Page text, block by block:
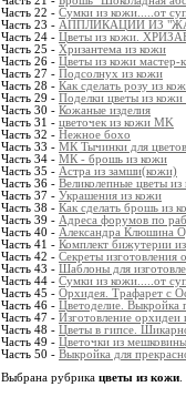
Часть 22 - Сумки из кожи.....от
Часть 23 - АППЛИКАЦИИ ИЗ
Часть 24 - Цветы из кожи.
Часть 25 - Хризантема из кожи
Часть 26 - Цветы из кожи мастер-
Часть 27 - Подсолнух из кожи
Часть 28 - Как сделать розу из
Часть 29 - Поделки цветы из кожи
Часть 30 - Кожаные изделия
Часть 31 - цветочек из кожи MK
Часть 32 - Нежное бохо
Часть 33 - МК Тычинки для цветов
Часть 34 - МК - брошь из кожи
Часть 35 - Астра из замши(кожи)
Часть 36 - Великолепные цветы из
Часть 37 - Украшения из кожи
Часть 38 - Как сделать брошь из
Часть 39 - Адреса форумов по
Часть 40 - Александра Клюшина
Часть 41 - Комплект бижутерии
Часть 42 - Секреты изготовления
Часть 43 - Шаблоны для
Часть 44 - Сумки из кожи.....от
Часть 45 - Орхидея. Трафарет с
Часть 46 - Цветоделие. Выкройка
Часть 47 - Изготовление орхидеи
Часть 48 - Цветы в гипсе.
Часть 49 - Цветочки из
Часть 50 - Выкройка для
Выбрана рубрика цветы из кожи